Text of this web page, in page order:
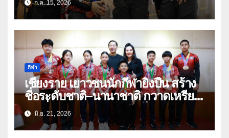
ก.ค. 15, 2026
กีฬา
เชียงราย เยาวชนนักกีฬายิงปืน สร้าง
ชื่อระดับชาติ–นานาชาติ กวาดเหรียญ
ต่อเนื่อง พร้อมติดทีมชาติไทยลุยเวที
โลก
มิ.ย. 21, 2026